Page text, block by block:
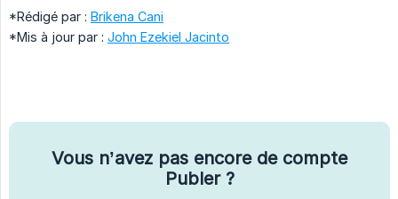
*Rédigé par : Brikena Cani
*Mis à jour par : John Ezekiel Jacinto
Vous n’avez pas encore de compte
Publer ?